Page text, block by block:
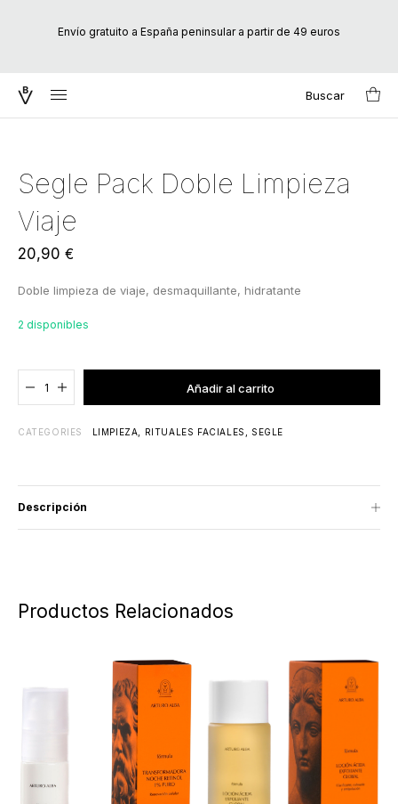
Envío gratuito a España peninsular a partir de 49 euros
Buscar
Search
Inicio /Marcas / Segle Pack Doble Limpieza Viaje
Segle Pack Doble Limpieza
Viaje
20,90 €
Doble limpieza de viaje, desmaquillante, hidratante
2 disponibles
Añadir al carrito
Agregado al carrito
CATEGORIES LIMPIEZA RITUALES FACIALES SEGLE
Descripción
Productos Relacionados